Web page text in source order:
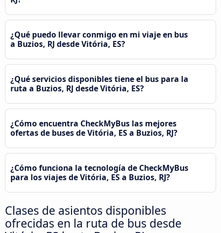
¿Qué puedo llevar conmigo en mi viaje en bus
a Buzios, RJ desde Vitória, ES?
¿Qué servicios disponibles tiene el bus para la
ruta a Buzios, RJ desde Vitória, ES?
¿Cómo encuentra CheckMyBus las mejores
ofertas de buses de Vitória, ES a Buzios, RJ?
¿Cómo funciona la tecnología de CheckMyBus
para los viajes de Vitória, ES a Buzios, RJ?
Clases de asientos disponibles
ofrecidas en la ruta de bus desde